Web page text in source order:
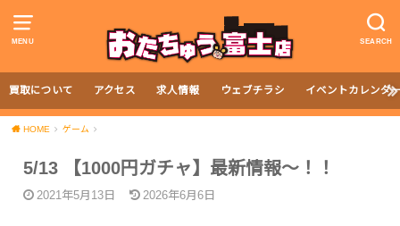
MENU SEARCH
買取について アクセス 求人情報 ウェブチラシ イベントカレンダ
HOME ゲーム
5/13 【1000円ガチャ】最新情報～！！
2021年5月13日 2026年6月6日